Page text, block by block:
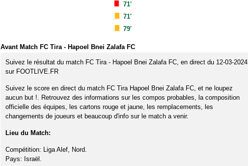
71'
71'
79'
Avant Match FC Tira - Hapoel Bnei Zalafa FC
Suivez le résultat du match FC Tira - Hapoel Bnei Zalafa FC, en direct du 12-03-2024
sur FOOTLIVE.FR
Suivez le score en direct du match FC Tira Hapoel Bnei Zalafa FC, et ne loupez
aucun but !. Retrouvez des informations sur les compos probables, la composition
officielle des équipes, les cartons rouge et jaune, les remplacements, les
changements de joueurs et beaucoup d'info sur le match a venir.
Lieu du Match:
Compétition: Liga Alef, Nord.
Pays: Israël.